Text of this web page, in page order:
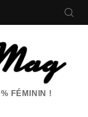
FÉMININ !